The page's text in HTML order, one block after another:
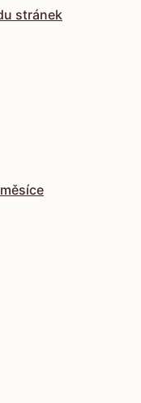
stránek